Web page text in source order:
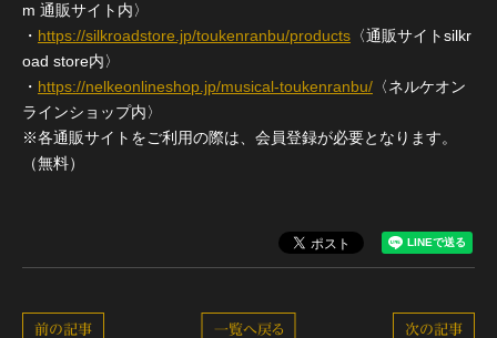
m 通販サイト内〉
・ https://silkroadstore.jp/toukenranbu/products 〈通販サイトsilkr
oad store内〉
・ https://nelkeonlineshop.jp/musical-toukenranbu/ 〈ネルケオン
ラインショップ内〉
※各通販サイトをご利用の際は、会員登録が必要となります。
（無料）
次の記事
一覧へ戻る
前の記事